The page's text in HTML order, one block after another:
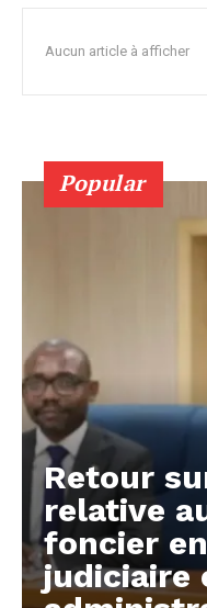
Aucun article à afficher
Popular
Retour
relative
foncier
judiciaire